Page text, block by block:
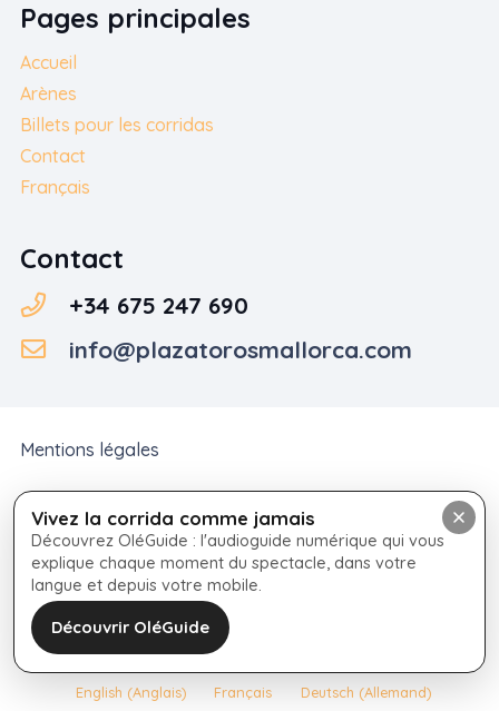
Pages principales
Accueil
Arènes
Billets pour les corridas
Contact
Français
Contact
+34 675 247 690
info@plazatorosmallorca.com
Mentions légales
Politique de cookies
Politique de confidentialité
Conditions générales de vente
English (Anglais) Français Deutsch (Allemand)
Vivez la corrida comme jamais
Découvrez OléGuide : l'audioguide numérique qui vous
explique chaque moment du spectacle, dans votre
langue et depuis votre mobile.
Découvrir OléGuide